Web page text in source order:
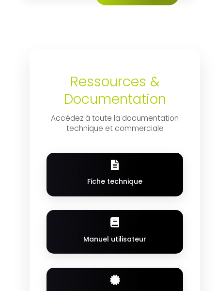
Ressources &
Documentation
Accédez à toute la documentation
technique et commerciale
Fiche technique
Manuel utilisateur